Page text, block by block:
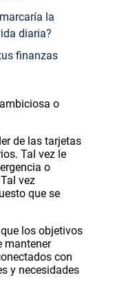
la
diaria?
finanzas
o
de las tarjetas
Tal vez le
o
vez
que se
los objetivos
mantener
con
y necesidades